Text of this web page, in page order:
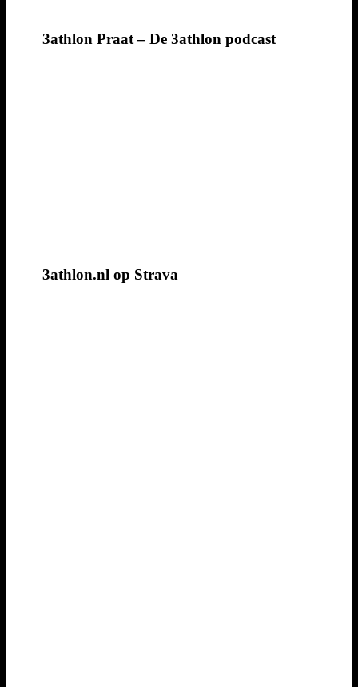
3athlon Praat – De 3athlon podcast
3athlon.nl op Strava